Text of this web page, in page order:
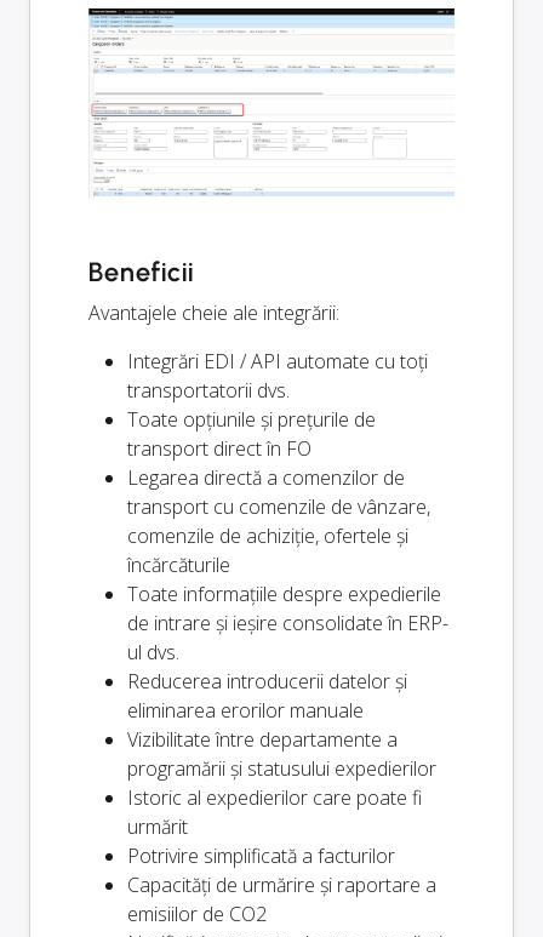
Beneficii
Avantajele cheie ale integrării:
Integrări EDI / API automate cu toți
transportatorii dvs.
Toate opțiunile și prețurile de
transport direct în FO
Legarea directă a comenzilor de
transport cu comenzile de vânzare,
comenzile de achiziție, ofertele și
încărcăturile
Toate informațiile despre expedierile
de intrare și ieșire consolidate în ERP-
ul dvs.
Reducerea introducerii datelor și
eliminarea erorilor manuale
Vizibilitate între departamente a
programării și statusului expedierilor
Istoric al expedierilor care poate fi
urmărit
Potrivire simplificată a facturilor
Capacități de urmărire și raportare a
emisiilor de CO2